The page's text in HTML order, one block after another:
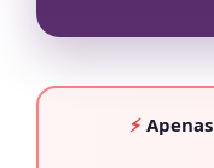
⚡Apenas